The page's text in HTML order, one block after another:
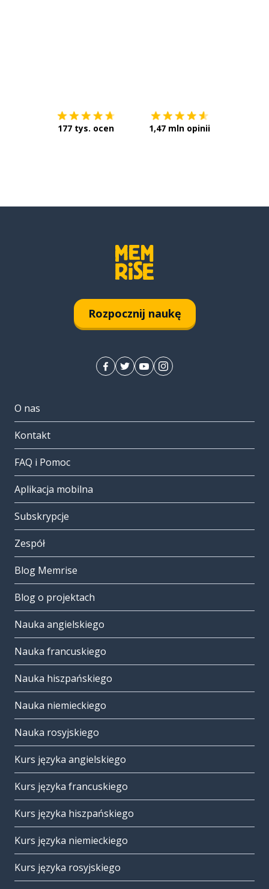
177 tys. ocen 1,47 mln opinii
Rozpocznij naukę
O nas
Kontakt
FAQ i Pomoc
Aplikacja mobilna
Subskrypcje
Zespół
Blog Memrise
Blog o projektach
Nauka angielskiego
Nauka francuskiego
Nauka hiszpańskiego
Nauka niemieckiego
Nauka rosyjskiego
Kurs języka angielskiego
Kurs języka francuskiego
Kurs języka hiszpańskiego
Kurs języka niemieckiego
Kurs języka rosyjskiego